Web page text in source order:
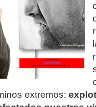
extremos: